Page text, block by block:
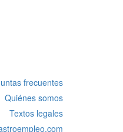
frecuentes
Quiénes somos
Textos legales